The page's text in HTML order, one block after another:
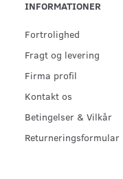
INFORMATIONER
Fortrolighed
Fragt og levering
Firma profil
Kontakt os
Betingelser & Vilkår
Returneringsformular